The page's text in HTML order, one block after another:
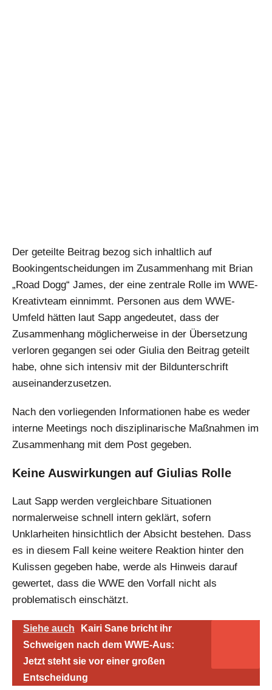
Der geteilte Beitrag bezog sich inhaltlich auf
Bookingentscheidungen im Zusammenhang mit Brian
„Road Dogg“ James, der eine zentrale Rolle im WWE-
Kreativteam einnimmt. Personen aus dem WWE-
Umfeld hätten laut Sapp angedeutet, dass der
Zusammenhang möglicherweise in der Übersetzung
verloren gegangen sei oder Giulia den Beitrag geteilt
habe, ohne sich intensiv mit der Bildunterschrift
auseinanderzusetzen.
Nach den vorliegenden Informationen habe es weder
interne Meetings noch disziplinarische Maßnahmen im
Zusammenhang mit dem Post gegeben.
Keine Auswirkungen auf Giulias Rolle
Laut Sapp werden vergleichbare Situationen
normalerweise schnell intern geklärt, sofern
Unklarheiten hinsichtlich der Absicht bestehen. Dass
es in diesem Fall keine weitere Reaktion hinter den
Kulissen gegeben habe, werde als Hinweis darauf
gewertet, dass die WWE den Vorfall nicht als
problematisch einschätzt.
Siehe auch
Kairi Sane bricht ihr
Schweigen nach dem WWE-Aus:
Jetzt steht sie vor einer großen
Entscheidung